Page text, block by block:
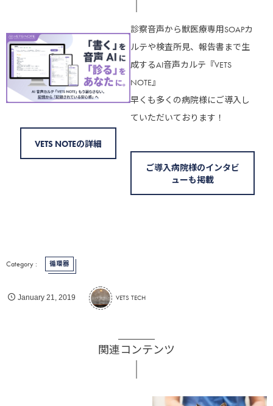
VETS NOTEの詳細
診察音声から獣医療専用SOAPカ
ルテや検査所見、報告書まで生
成するAI音声カルテ『VETS
NOTE』
早くも多くの病院様にご導入し
ていただいております！
ご導入病院様のインタビ
ューも掲載
循環器
January 21 ,2019 VETS TECH
関連コンテンツ